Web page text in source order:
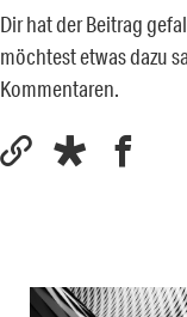
Dir hat der Beitrag
möchtest etwas dazu
Kommentaren.